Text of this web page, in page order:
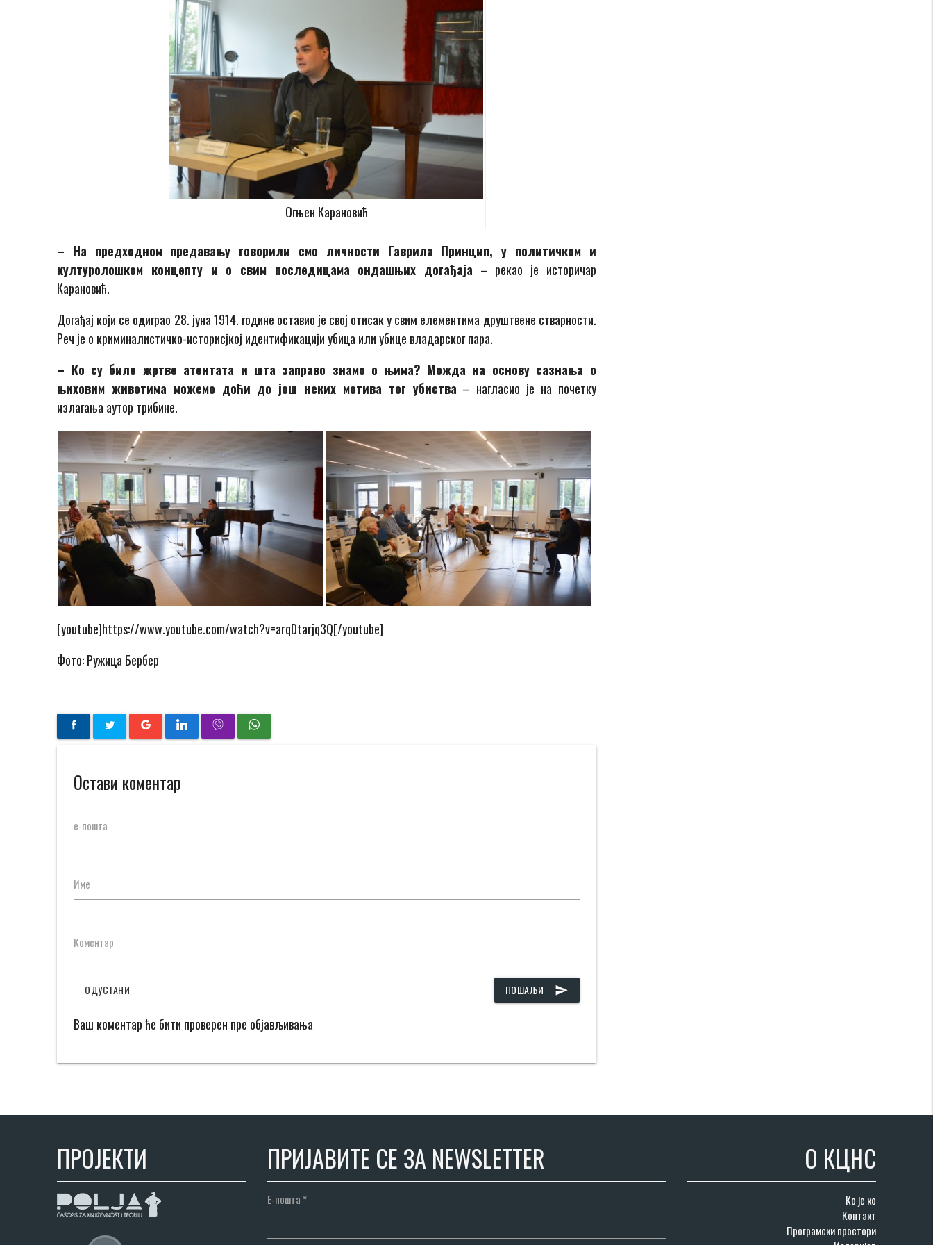
Огњен Карановић
– На предходном предавању говорили смо личности Гаврила Принцип, у политичком и
културолошком концепту и о свим последицама ондашњих догађаја – рекао је историчар
Карановић.
Догађај који се одиграо 28. јуна 1914. године оставио је свој отисак у свим елементима друштвене стварности.
Реч је о криминалистичко-историсјкој идентификацији убица или убице владарског пара.
– Ко су биле жртве атентата и шта заправо знамо о њима? Можда на основу сазнања о
њиховим животима можемо доћи до још неких мотива тог убиства – нагласио је на почетку
излагања аутор трибине.
[youtube]https://www.youtube.com/watch?v=arqDtarjq3Q[/youtube]
Фото: Ружица Бербер
Остави коментар
е-пошта
Име
Коментар
ПОШАЉИ send
ОДУСТАНИ
Ваш коментар ће бити проверен пре објављивања
ПРОЈЕКТИ ПРИЈАВИТЕ СЕ ЗА NEWSLETTER
Е-пошта *
О КЦНС
Ко је ко
Контакт
Програмски простори